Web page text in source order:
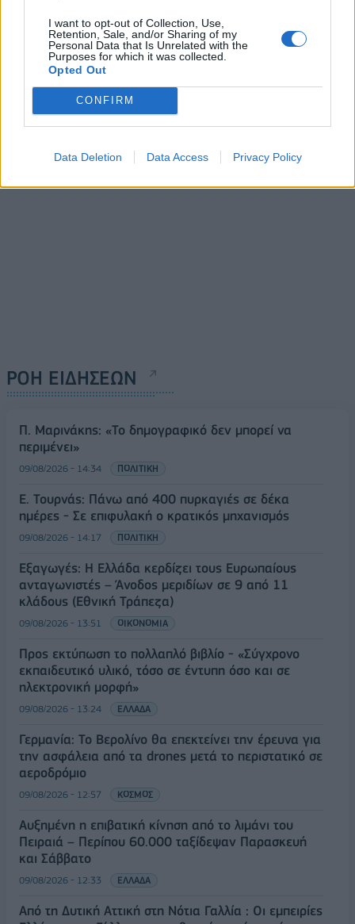
I want to opt-out of Collection, Use,
Retention, Sale, and/or Sharing of my
Personal Data that Is Unrelated with the
Purposes for which it was collected.
Opted Out
CONFIRM
Data Deletion Data Access Privacy Policy
Στις 7 με 10 Δεκεμβρίου
θα διεξαχθεί το 32ο
Πανελλήνιο
ΣτΕ: Συνταγματική η
και ενδοκοινοτικής
05/12/2023 - 18:01
ΡΟΗ ΕΙΔΗΣΕΩΝ
Π. Μαρινάκης: «Το δημογραφικό δεν μπορεί να
περιμένει»
09/08/2026 - 14:34 ΠΟΛΙΤΙΚΗ
Ε. Τουρνάς: Πάνω από 400 πυρκαγιές σε δέκα
ημέρες - Σε επιφυλακή ο κρατικός μηχανισμός
09/08/2026 - 14:17 ΠΟΛΙΤΙΚΗ
Εξαγωγές: Η Ελλάδα κερδίζει τους Ευρωπαίους
ανταγωνιστές – Άνοδος μεριδίων σε 9 από 11
κλάδους (Εθνική Τράπεζα)
09/08/2026 - 13:51 ΟΙΚΟΝΟΜΙΑ
Προς εκτύπωση το πολλαπλό βιβλίο - «Σύγχρονο
εκπαιδευτικό υλικό, τόσο σε έντυπη όσο και σε
ηλεκτρονική μορφή»
09/08/2026 - 13:24 ΕΛΛΑΔΑ
Γερμανία: Το Βερολίνο θα επεκτείνει την έρευνα για
την ασφάλεια από τα drones μετά το περιστατικό σε
αεροδρόμιο
09/08/2026 - 12:57 ΚΟΣΜΟΣ
Αυξημένη η επιβατική κίνηση από το λιμάνι του
Πειραιά – Περίπου 60.000 ταξίδεψαν Παρασκευή
και Σάββατο
09/08/2026 - 12:33 ΕΛΛΑΔΑ
Από τη Δυτική Αττική στη Νότια Γαλλία : Οι εμπειρίες